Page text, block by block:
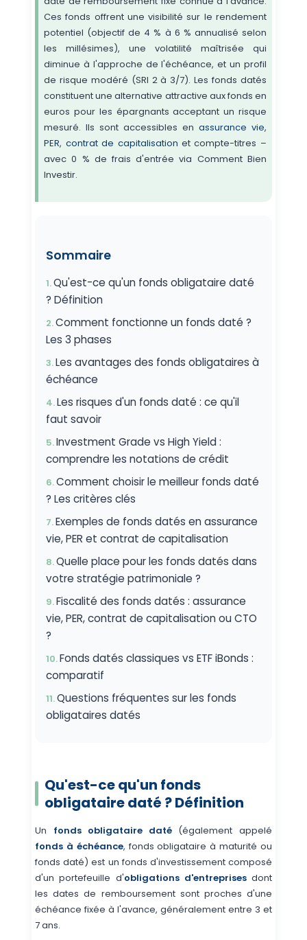
Ces fonds offrent une visibilité sur le rendement
potentiel (objectif de 4 % à 6 % annualisé selon
les millésimes), une volatilité maîtrisée qui
diminue à l'approche de l'échéance, et un profil
de risque modéré (SRI 2 à 3/7). Les fonds datés
constituent une alternative attractive aux fonds en
euros pour les épargnants acceptant un risque
mesuré. Ils sont accessibles en assurance vie,
PER, contrat de capitalisation et compte-titres –
avec 0 % de frais d'entrée via Comment Bien
Investir.
Sommaire
Qu'est-ce qu'un fonds obligataire daté
? Définition
Comment fonctionne un fonds daté ?
Les 3 phases
Les avantages des fonds obligataires à
échéance
Les risques d'un fonds daté : ce qu'il
faut savoir
Investment Grade vs High Yield :
comprendre les notations de crédit
Comment choisir le meilleur fonds daté
? Les critères clés
Exemples de fonds datés en assurance
vie, PER et contrat de capitalisation
Quelle place pour les fonds datés dans
votre stratégie patrimoniale ?
Fiscalité des fonds datés : assurance
vie, PER, contrat de capitalisation ou CTO
?
Fonds datés classiques vs ETF iBonds :
comparatif
Questions fréquentes sur les fonds
obligataires datés
Qu'est-ce qu'un fonds
obligataire daté ? Définition
Un fonds obligataire daté (également appelé
fonds à échéance, fonds obligataire à maturité ou
fonds daté) est un fonds d'investissement composé
d'un portefeuille d'obligations d'entreprisesdont
les dates de remboursement sont proches d'une
échéance fixée à l'avance, généralement entre 3 et
7 ans.